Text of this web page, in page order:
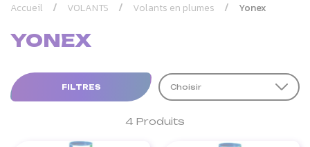
Accueil VOLANTS Volants en plumes Yonex
YONEX
4 Produits
Choisir
FILTRES